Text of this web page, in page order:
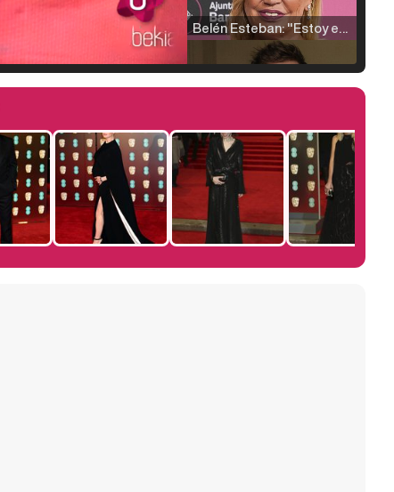
Belén Esteban: "Estoy emocionada, muy contenta y muy feliz por llegar a RTVE"
Manu Baqueiro: "Tuve como referente a Bruce Willis en 'Luz de Luna' para mi trabajo en la serie 'Perdiendo el juicio'"